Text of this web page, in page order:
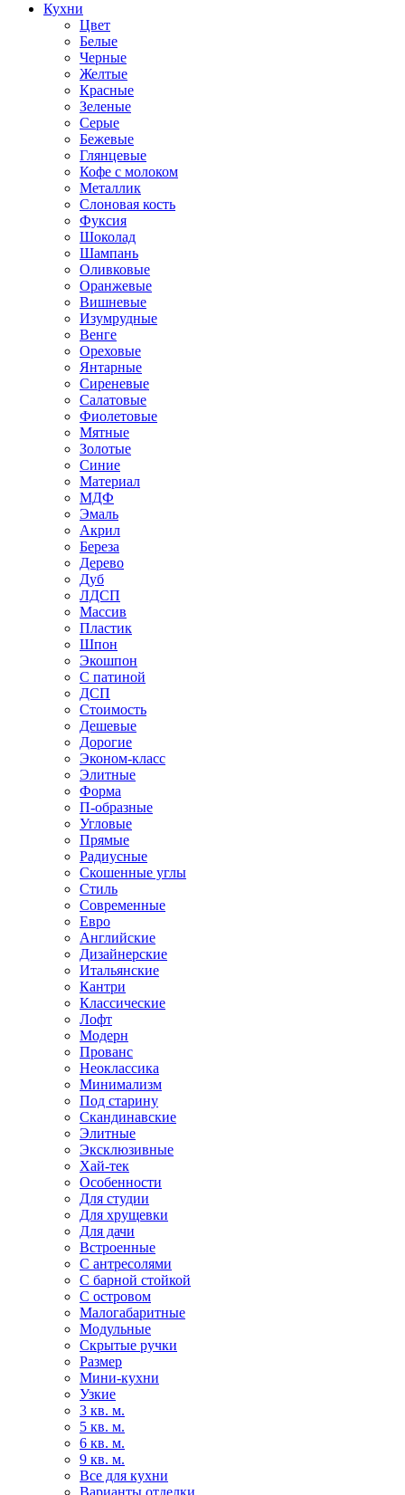
Кухни
Цвет
Белые
Черные
Желтые
Красные
Зеленые
Серые
Бежевые
Глянцевые
Кофе с молоком
Металлик
Слоновая кость
Фуксия
Шоколад
Шампань
Оливковые
Оранжевые
Вишневые
Изумрудные
Венге
Ореховые
Янтарные
Сиреневые
Салатовые
Фиолетовые
Мятные
Золотые
Синие
Материал
МДФ
Эмаль
Акрил
Береза
Дерево
Дуб
ЛДСП
Массив
Пластик
Шпон
Экошпон
С патиной
ДСП
Стоимость
Дешевые
Дорогие
Эконом-класс
Элитные
Форма
П-образные
Угловые
Прямые
Радиусные
Скошенные углы
Стиль
Современные
Евро
Английские
Дизайнерские
Итальянские
Кантри
Классические
Лофт
Модерн
Прованс
Неоклассика
Минимализм
Под старину
Скандинавские
Элитные
Эксклюзивные
Хай-тек
Особенности
Для студии
Для хрущевки
Для дачи
Встроенные
С антресолями
С барной стойкой
С островом
Малогабаритные
Модульные
Скрытые ручки
Размер
Мини-кухни
Узкие
3 кв. м.
5 кв. м.
6 кв. м.
9 кв. м.
Все для кухни
Варианты отделки